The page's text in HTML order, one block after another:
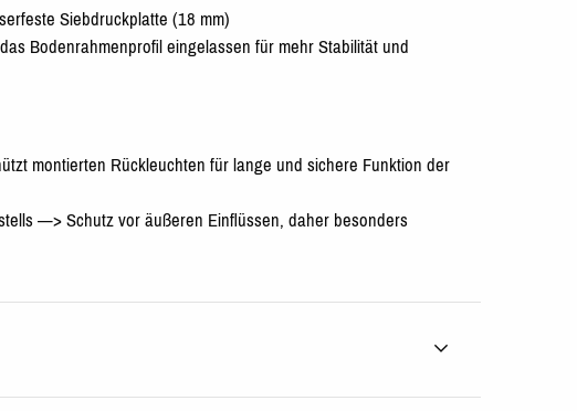
Siebdruckplatte (18 mm)
Bodenrahmenprofil eingelassen für mehr Stabilität und
montierten Rückleuchten für lange und sichere Funktion der
—> Schutz vor äußeren Einflüssen, daher besonders